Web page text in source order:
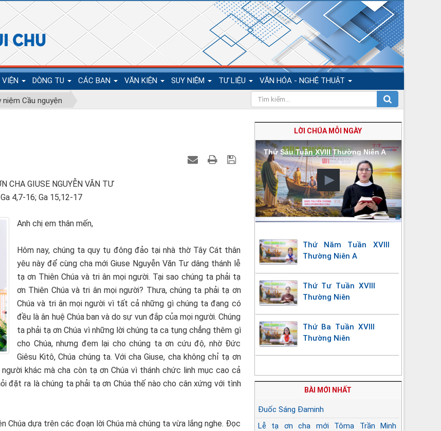
VIỆN DÒNG TU CÁC BAN VĂN KIỆN SUY NIỆM TƯ LIỆU VĂN HÓA - NGHỆ THUẬT
niệm Cầu nguyện
CHA GIUSE NGUYỄN VĂN TƯ
4,7-16; Ga 15,12-17
Anh chị em thân mến,
Hôm nay, chúng ta quy tụ đông đảo tại nhà thờ Tây Cát thân
yêu này để cùng cha mới Giuse Nguyễn Văn Tư dâng thánh lễ
tạ ơn Thiên Chúa và tri ân mọi người. Tại sao chúng ta phải tạ
ơn Thiên Chúa và tri ân mọi người? Thưa, chúng ta phải tạ ơn
Chúa và tri ân mọi người vì tất cả những gì chúng ta đang có
đều là ân huệ Chúa ban và do sự vun đắp của mọi người. Chúng
ta phải tạ ơn Chúa vì những lời chúng ta ca tụng chẳng thêm gì
cho Chúa, nhưng đem lại cho chúng ta ơn cứu độ, nhờ Đức
Giêsu Kitô, Chúa chúng ta. Với cha Giuse, cha không chỉ tạ ơn
khác mà cha còn tạ ơn Chúa vì thánh chức linh mục cao cả
đặt ra là chúng ta phải tạ ơn Chúa thế nào cho cân xứng với tình
Chúa dựa trên các đoạn lời Chúa mà chúng ta vừa lắng nghe. Đọc
LỜI CHÚA MỖI NGÀY
Thứ Sáu Tuần XVIII Thường Niên A
Thứ Năm Tuần XVIII
Thường Niên A
Thứ Tư Tuần XVIII
Thường Niên
Thứ Ba Tuần XVIII
Thường Niên
BÀI MỚI NHẤT
Đuốc Sáng Đaminh
Lễ tạ ơn cha mới Tôma Trần Minh